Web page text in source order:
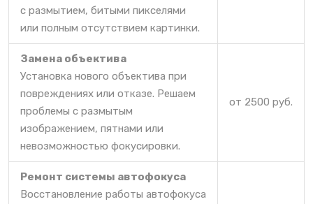
с размытием, битыми пикселями
или полным отсутствием картинки.
Замена объектива
Установка нового объектива при
повреждениях или отказе. Решаем
проблемы с размытым
изображением, пятнами или
невозможностью фокусировки.
от 2500 руб.
Ремонт системы автофокуса
Восстановление работы автофокуса